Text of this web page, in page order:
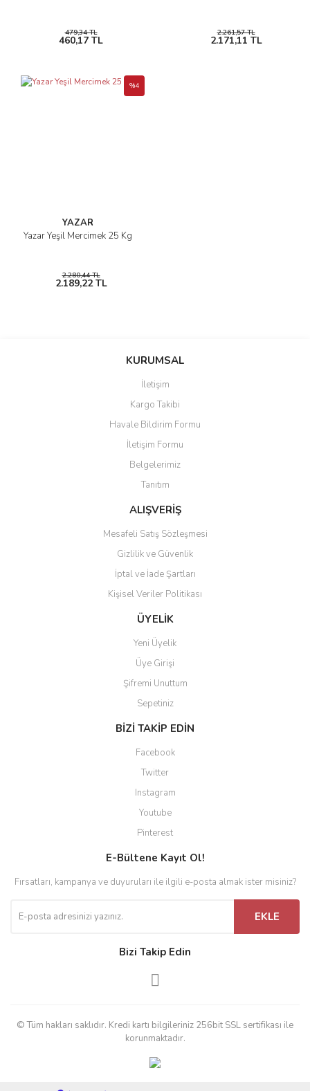
479,34 TL
460,17 TL
2.261,57 TL
2.171,11 TL
YAZAR
Yazar Yeşil Mercimek 25 Kg
%4
2.280,44 TL
2.189,22 TL
KURUMSAL
İletişim
Kargo Takibi
Havale Bildirim Formu
İletişim Formu
Belgelerimiz
Tanıtım
ALIŞVERİŞ
Mesafeli Satış Sözleşmesi
Gizlilik ve Güvenlik
İptal ve İade Şartları
Kişisel Veriler Politikası
ÜYELİK
Yeni Üyelik
Üye Girişi
Şifremi Unuttum
Sepetiniz
BİZİ TAKİP EDİN
Facebook
Twitter
Instagram
Youtube
Pinterest
E-Bültene Kayıt Ol!
Fırsatları, kampanya ve duyuruları ile ilgili e-posta almak ister misiniz?
EKLE
Bizi Takip Edin
© Tüm hakları saklıdır. Kredi kartı bilgileriniz 256bit SSL sertifikası ile
korunmaktadır.